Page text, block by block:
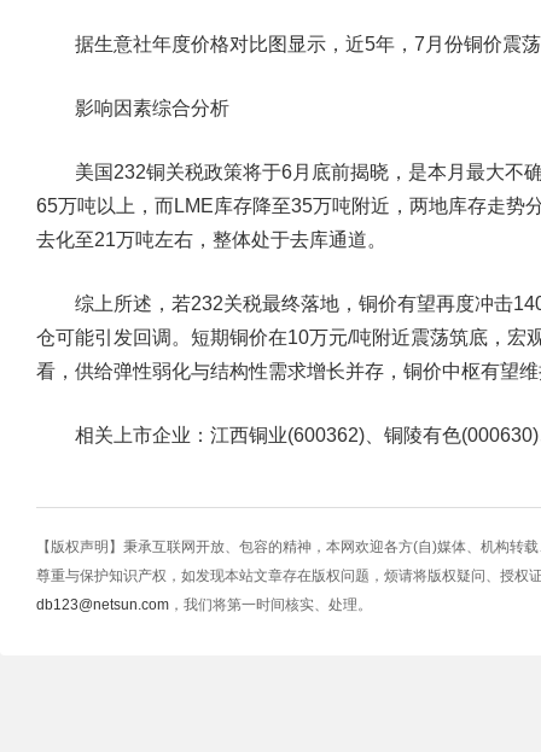
据生意社年度价格对比图显示，近5年，7月份铜价震
影响因素综合分析
美国232铜关税政策将于6月底前揭晓，是本月最大不
65万吨以上，而LME库存降至35万吨附近，两地库存走势
去化至21万吨左右，整体处于去库通道。
综上所述，若232关税最终落地，铜价有望再度冲击
仓可能引发回调。短期铜价在10万元/吨附近震荡筑底，宏
看，供给弹性弱化与结构性需求增长并存，铜价中枢有望
相关上市企业：江西铜业(600362)、铜陵有色(000630)
【版权声明】秉承互联网开放、包容的精神，本网欢迎各方(自)媒体、机构转
尊重与保护知识产权，如发现本站文章存在版权问题，烦请将版权疑问、授权
db123@netsun.com ，我们将第一时间核实、处理。